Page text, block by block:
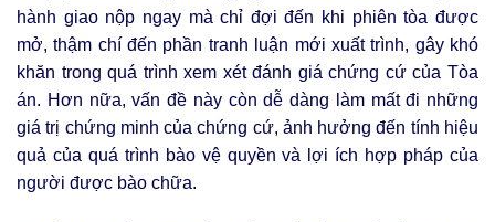
hành giao nộp ngay mà chỉ đợi đến khi phiên tòa được
mở, thậm chí đến phần tranh luận mới xuất trình, gây khó
khăn trong quá trình xem xét đánh giá chứng cứ của Tòa
án. Hơn nữa, vấn đề này còn dễ dàng làm mất đi những
giá trị chứng minh của chứng cứ, ảnh hưởng đến tính hiệu
quả của quá trình bào vệ quyền và lợi ích hợp pháp của
người được bào chữa.